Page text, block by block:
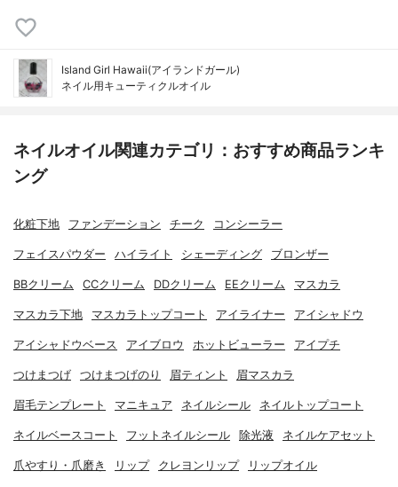
Island Girl Hawaii(アイランドガール)
ネイル用キューティクルオイル
ネイルオイル関連カテゴリ：おすすめ商品ランキ
ング
化粧下地 ファンデーション チーク コンシーラー
フェイスパウダー ハイライト シェーディング ブロンザー
BBクリーム CCクリーム DDクリーム EEクリーム マスカラ
マスカラ下地 マスカラトップコート アイライナー アイシャドウ
アイシャドウベース アイブロウ ホットビューラー アイプチ
つけまつげ つけまつげのり 眉ティント 眉マスカラ
眉毛テンプレート マニキュア ネイルシール ネイルトップコート
ネイルベースコート フットネイルシール 除光液 ネイルケアセット
爪やすり・爪磨き リップ クレヨンリップ リップオイル